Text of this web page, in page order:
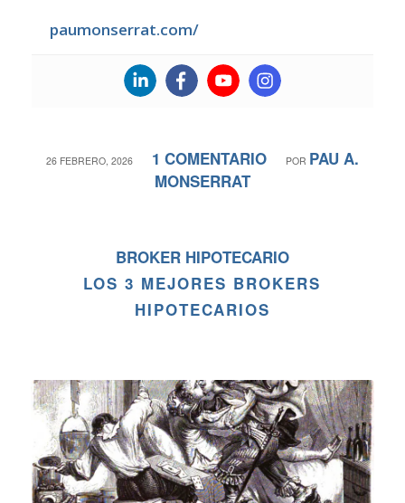
paumonserrat.com/
26 FEBRERO, 2026
/ 1 COMENTARIO
/ POR PAU A.
MONSERRAT
BROKER HIPOTECARIO
LOS 3 MEJORES BROKERS
HIPOTECARIOS